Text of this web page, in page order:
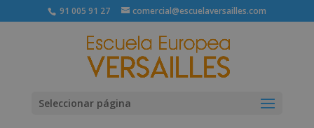
91 005 91 27 comercial@escuelaversailles.com
Seleccionar página